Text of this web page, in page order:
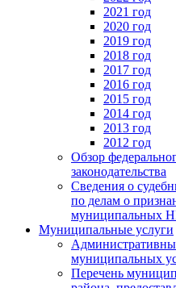
2021 год
2020 год
2019 год
2018 год
2017 год
2016 год
2015 год
2014 год
2013 год
2012 год
Обзор
законодательства
Сведения о
по делам о
муниципальных
Муниципальные услуги
муниципальных
Перечень